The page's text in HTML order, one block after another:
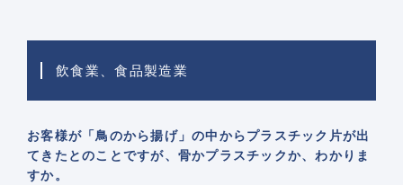
飲食業、食品製造業
お客様が「鳥のから揚げ」の中からプラスチック片が出
てきたとのことですが、骨かプラスチックか、わかりま
すか。